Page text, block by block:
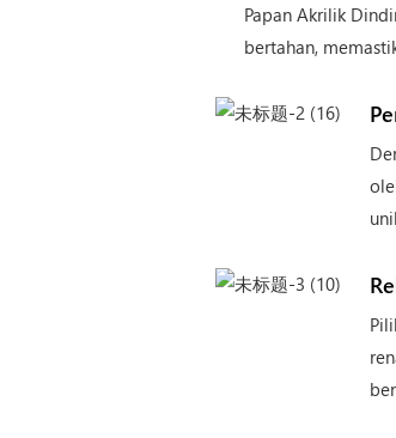
Papan Akrilik
bertahan,